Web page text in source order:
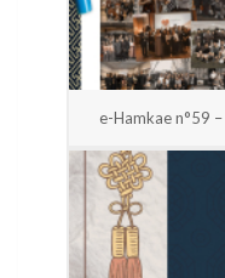
e-Hamkae n°59